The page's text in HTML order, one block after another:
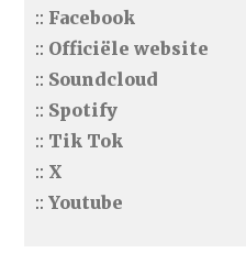
:: Facebook
:: Officiële website
:: Soundcloud
:: Spotify
:: Tik Tok
:: X
::Youtube